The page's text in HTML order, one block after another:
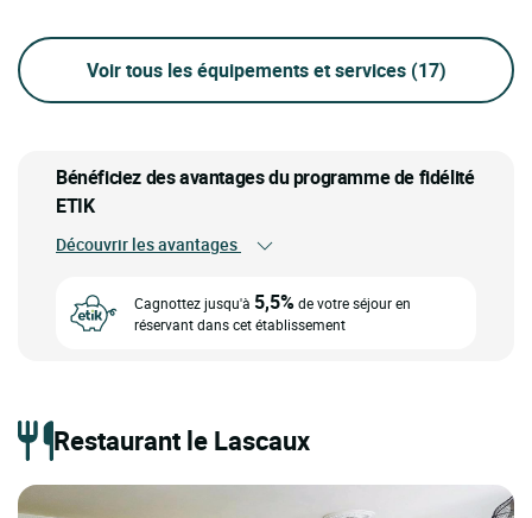
Voir tous les équipements et services (17)
Bénéficiez des avantages du programme de fidélité
ETIK
Découvrir les avantages
Cagnottez jusqu'à 5,5%de votre séjour en
réservant dans cet établissement
Restaurant le Lascaux